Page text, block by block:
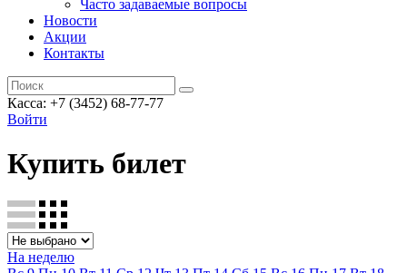
Часто задаваемые вопросы
Новости
Акции
Контакты
Касса: +7 (3452) 68-77-77
Войти
Купить билет
На неделю